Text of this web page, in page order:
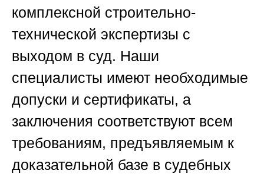
комплексной строительно-
технической экспертизы с
выходом в суд. Наши
специалисты имеют необходимые
допуски и сертификаты, а
заключения соответствуют всем
требованиям, предъявляемым к
доказательной базе в судебных